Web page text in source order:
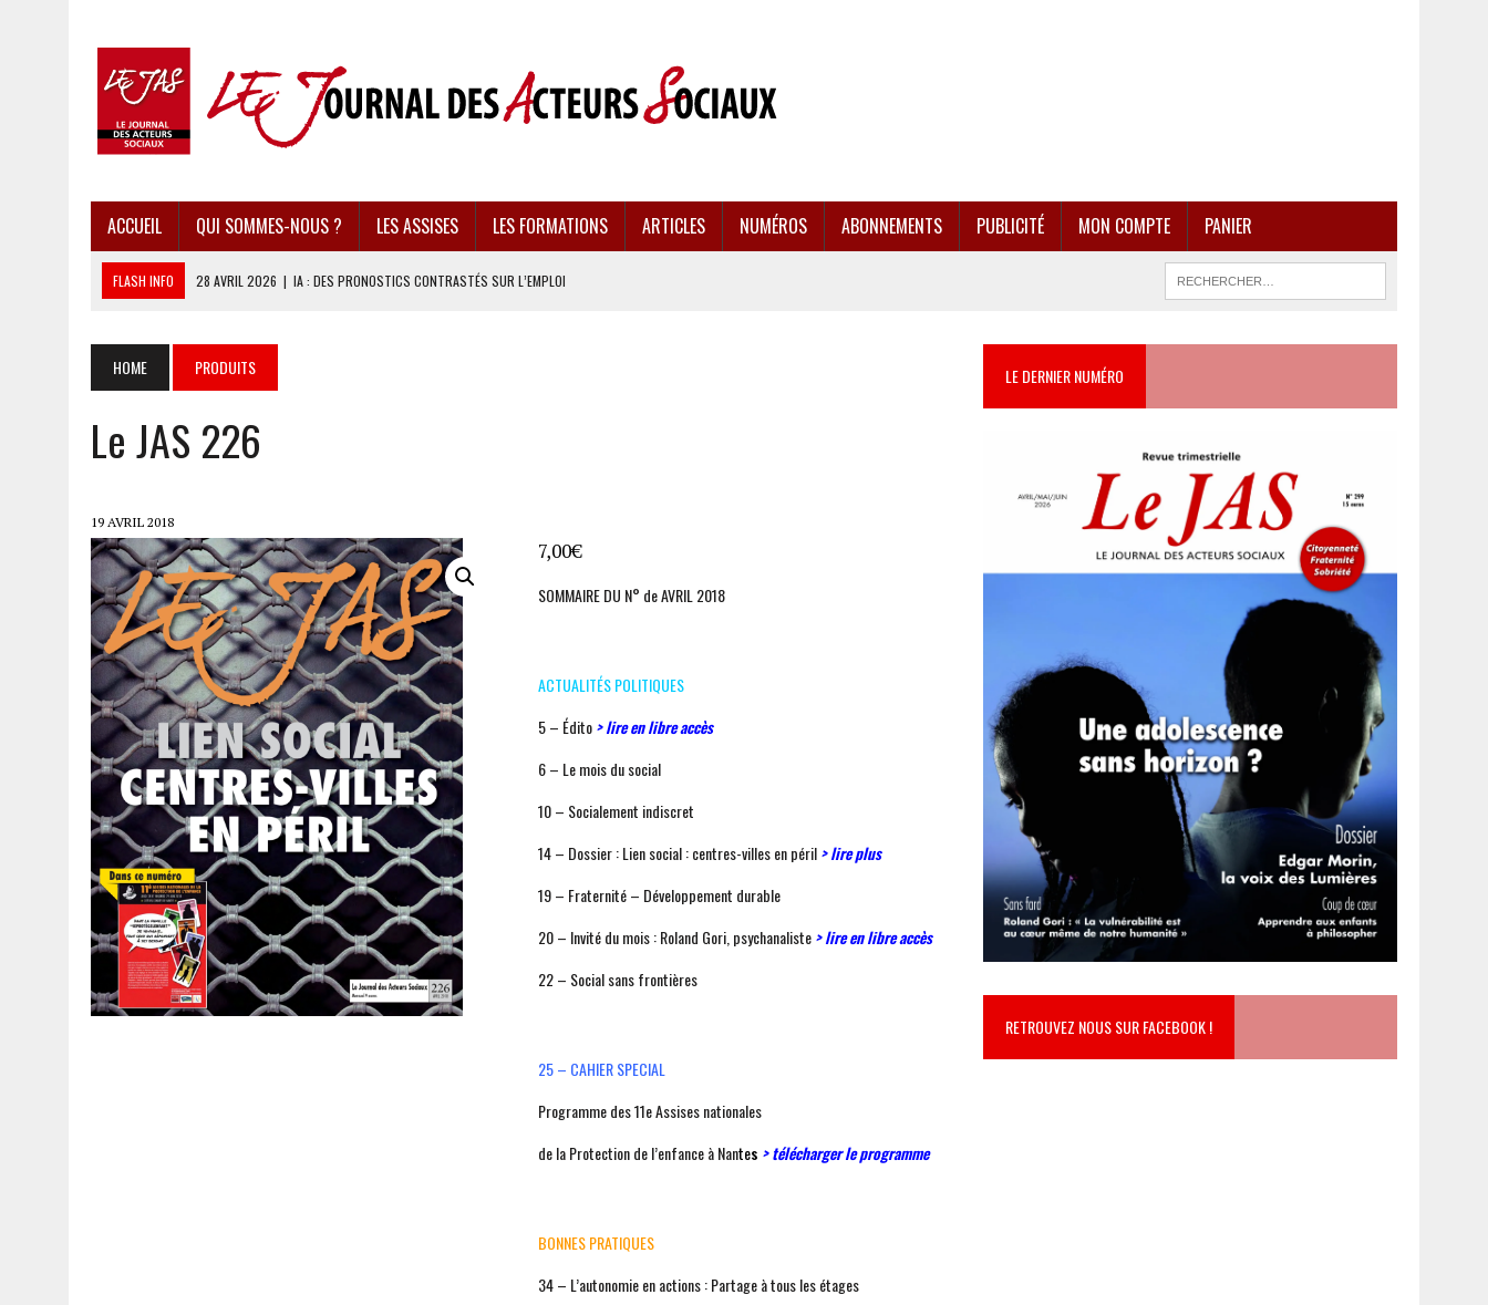
ACCUEIL QUI SOMMES-NOUS ? LES ASSISES LES FORMATIONS ARTICLES NUMÉROS ABONNEMENTS PUBLICITÉ MON COMPTE PANIER
FLASH INFO 28 AVRIL 2026 | IA : DES PRONOSTICS CONTRASTÉS SUR L’EMPLOI
28 AVRIL 2026 | PRESSE D’INFORMATION : UNE ÉCONOMIE DANGEREUSEMENT FRAGILISÉE
28 AVRIL 2026
| CARAÏBES : LES RÉCIFS CORALLIENS AU BORD DE L’EFFONDREMENT
HOME PRODUITS
Le JAS 226
19 AVRIL 2018
7,00€
SOMMAIRE DU N° de AVRIL 2018
ACTUALITÉS POLITIQUES
5 – Édito> lire en libre accès
6 – Le mois du social
10 – Socialement indiscret
14 – Dossier : Lien social : centres-villes en péril> lire plus
19 – Fraternité – Développement durable
20 – Invité du mois : Roland Gori, psychanaliste> lire en libre accès
22 – Social sans frontières
25 – CAHIER SPECIAL
Programme des 11e Assises nationales
de la Protection de l’enfance à Nantes > télécharger le programme
BONNES PRATIQUES
34 – L’autonomie en actions : Partage à tous les étages
LE DERNIER NUMÉRO
RETROUVEZ NOUS SUR FACEBOOK !